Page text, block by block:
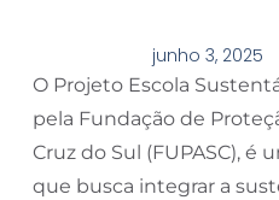
junho 3, 2025
O Projeto Escola
pela Fundação de
Cruz do Sul (FUPASC), é
que busca integrar a